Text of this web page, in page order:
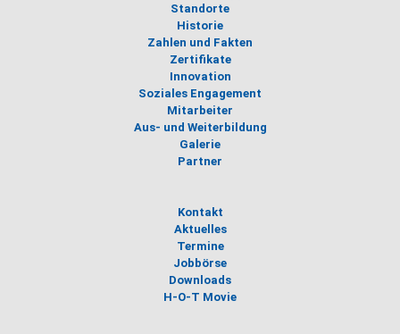
Standorte
Historie
Zahlen und Fakten
Zertifikate
Innovation
Soziales Engagement
Mitarbeiter
Aus- und Weiterbildung
Galerie
Partner
Kontakt
Aktuelles
Termine
Jobbörse
Downloads
H-O-T Movie